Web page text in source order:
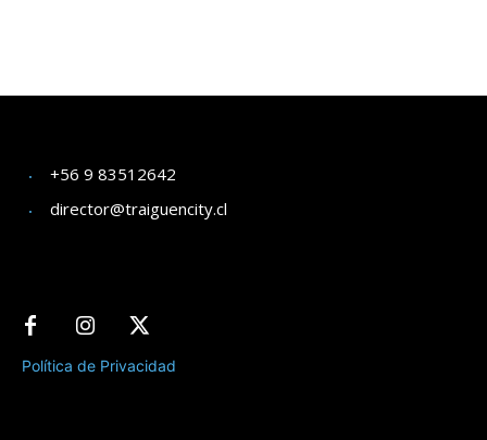
+56 9 83512642
director@traiguencity.cl
Política de Privacidad